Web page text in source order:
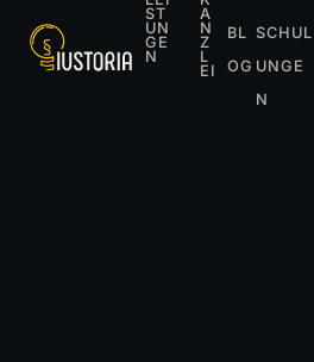
ST
UN
GE
N
A
N
Z
L
EI
BL
OG
SCHUL
UNGE
N